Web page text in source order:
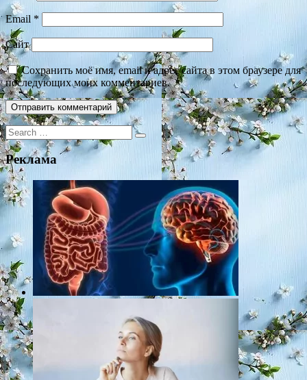
Email *
Сайт
Сохранить моё имя, email и адрес сайта в этом браузере для
последующих моих комментариев.
Search
for:
Реклама